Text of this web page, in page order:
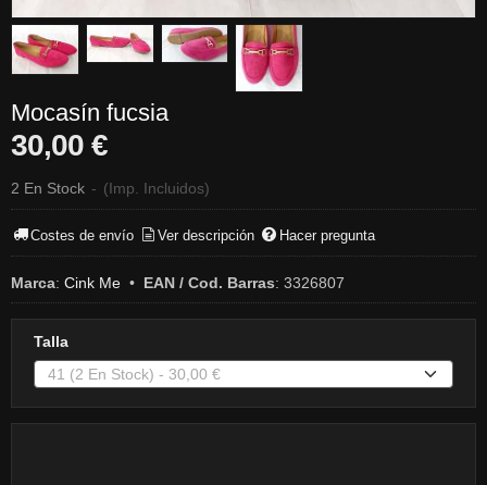
Mocasín fucsia
30,00 €
2 En Stock - (Imp. Incluidos)
Costes de envío Ver descripción Hacer pregunta
Marca: Cink Me • EAN / Cod. Barras: 3326807
Talla